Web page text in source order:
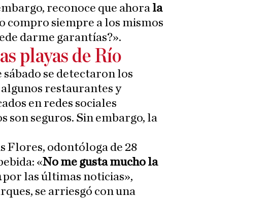
reconoce que ahora la
compro siempre a los mismos
darme garantías?».
playas de Río
sábado se detectaron los
restaurantes y
en redes sociales
son seguros. Sin embargo, la
Flores, odontóloga de 28
«No me gusta mucho la
por las últimas noticias»,
se arriesgó con una